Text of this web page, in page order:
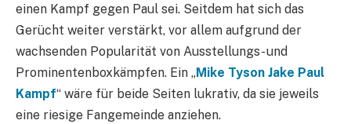
einen Kampf gegen Paul sei. Seitdem hat sich das
Gerücht weiter verstärkt, vor allem aufgrund der
wachsenden Popularität von Ausstellungs- und
Prominentenboxkämpfen. Ein „Mike Tyson Jake Paul
Kampf“ wäre für beide Seiten lukrativ, da sie jeweils
eine riesige Fangemeinde anziehen.